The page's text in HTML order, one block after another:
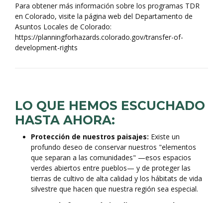
Para obtener más información sobre los programas TDR
en Colorado, visite la página web del Departamento de
Asuntos Locales de Colorado:
https://planningforhazards.colorado.gov/transfer-of-
development-rights
LO QUE HEMOS ESCUCHADO
HASTA AHORA:
Protección de nuestros paisajes: Existe un
profundo deseo de conservar nuestros "elementos
que separan a las comunidades" —esos espacios
verdes abiertos entre pueblos— y de proteger las
tierras de cultivo de alta calidad y los hábitats de vida
silvestre que hacen que nuestra región sea especial.